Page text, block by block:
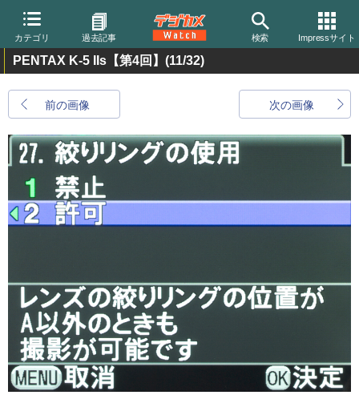
カテゴリ 過去記事 検索 Impressサイト
PENTAX K-5 IIs【第4回】 (11/32)
前の画像 次の画像